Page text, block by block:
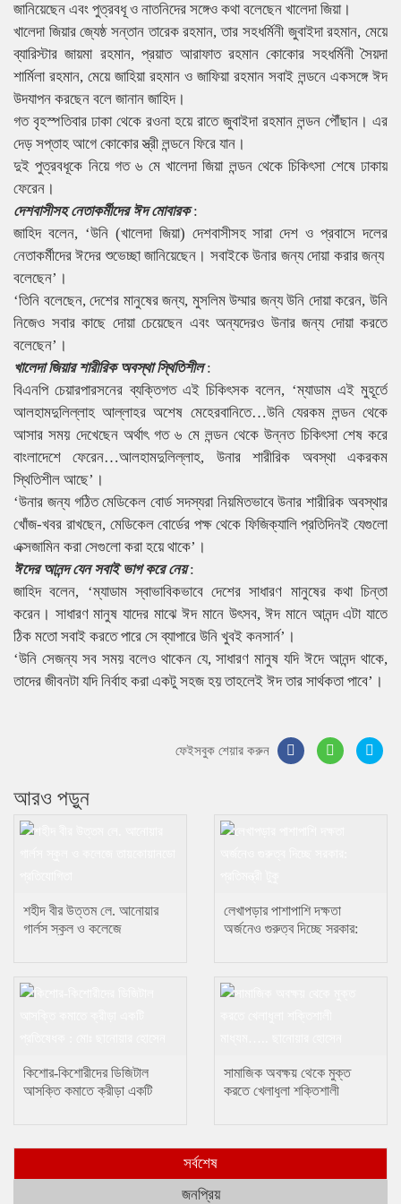
জানিয়েছেন এবং পুত্রবধূ ও নাতনিদের সঙ্গেও কথা বলেছেন খালেদা জিয়া।
খালেদা জিয়ার জ্যেষ্ঠ সন্তান তারেক রহমান, তার সহধর্মিনী জুবাইদা রহমান, মেয়ে
ব্যারিস্টার জায়মা রহমান, প্রয়াত আরাফাত রহমান কোকোর সহধর্মিনী সৈয়দা
শার্মিলা রহমান, মেয়ে জাহিয়া রহমান ও জাফিয়া রহমান সবাই লন্ডনে একসঙ্গে ঈদ
উদযাপন করছেন বলে জানান জাহিদ।
গত বৃহস্পতিবার ঢাকা থেকে রওনা হয়ে রাতে জুবাইদা রহমান লন্ডন পৌঁছান। এর
দেড় সপ্তাহ আগে কোকোর স্ত্রী লন্ডনে ফিরে যান।
দুই পুত্রবধূকে নিয়ে গত ৬ মে খালেদা জিয়া লন্ডন থেকে চিকিৎসা শেষে ঢাকায়
ফেরেন।
দেশবাসীসহ নেতাকর্মীদের ঈদ মোবারক:
জাহিদ বলেন, ‘উনি (খালেদা জিয়া) দেশবাসীসহ সারা দেশ ও প্রবাসে দলের
নেতাকর্মীদের ঈদের শুভেচ্ছা জানিয়েছেন। সবাইকে উনার জন্য দোয়া করার জন্য
বলেছেন’।
‘তিনি বলেছেন, দেশের মানুষের জন্য, মুসলিম উম্মার জন্য উনি দোয়া করেন, উনি
নিজেও সবার কাছে দোয়া চেয়েছেন এবং অন্যদেরও উনার জন্য দোয়া করতে
বলেছেন’।
খালেদা জিয়ার শারীরিক অবস্থা স্থিতিশীল:
বিএনপি চেয়ারপারসনের ব্যক্তিগত এই চিকিৎসক বলেন, ‘ম্যাডাম এই মুহূর্তে
আলহামদুলিল্লাহ আল্লাহর অশেষ মেহেরবানিতে…উনি যেরকম লন্ডন থেকে
আসার সময় দেখেছেন অর্থাৎ গত ৬ মে লন্ডন থেকে উন্নত চিকিৎসা শেষ করে
বাংলাদেশে ফেরেন…আলহামদুলিল্লাহ, উনার শারীরিক অবস্থা একরকম
স্থিতিশীল আছে’।
‘উনার জন্য গঠিত মেডিকেল বোর্ড সদস্যরা নিয়মিতভাবে উনার শারীরিক অবস্থার
খোঁজ-খবর রাখছেন, মেডিকেল বোর্ডের পক্ষ থেকে ফিজিক্যালি প্রতিদিনই যেগুলো
এক্সজামিন করা সেগুলো করা হয়ে থাকে’।
ঈদের আনন্দ যেন সবাই ভাগ করে নেয় :
জাহিদ বলেন, ‘ম্যাডাম স্বাভাবিকভাবে দেশের সাধারণ মানুষের কথা চিন্তা
করেন। সাধারণ মানুষ যাদের মাঝে ঈদ মানে উৎসব, ঈদ মানে আনন্দ এটা যাতে
ঠিক মতো সবাই করতে পারে সে ব্যাপারে উনি খুবই কনসার্ন’।
‘উনি সেজন্য সব সময় বলেও থাকেন যে, সাধারণ মানুষ যদি ঈদে আনন্দ থাকে,
তাদের জীবনটা যদি নির্বাহ করা একটু সহজ হয় তাহলেই ঈদ তার সার্থকতা পাবে’।
ফেইসবুক শেয়ার করুন
আরও পড়ুন
শহীদ বীর উত্তম লে. আনোয়ার
গার্লস স্কুল ও কলেজে
লেখাপড়ার পাশাপাশি দক্ষতা
অর্জনেও গুরুত্ব দিচ্ছে সরকার:
কিশোর-কিশোরীদের ডিজিটাল
আসক্তি কমাতে ক্রীড়া একটি
সামাজিক অবক্ষয় থেকে মুক্ত
করতে খেলাধুলা শক্তিশালী
সর্বশেষ
জনপ্রিয়